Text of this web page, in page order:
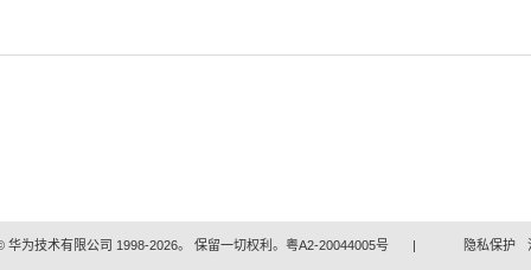
华为技术有限公司 1998-2026。 保留一切权利。粤A2-20044005号 | 隐私保护